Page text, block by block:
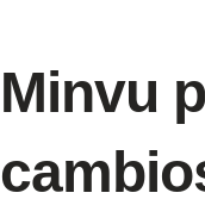
Minvu